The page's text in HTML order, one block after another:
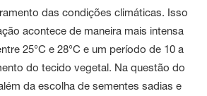
das condições climáticas. Isso
acontece de maneira mais intensa
25°C e 28°C e um período de 10 a
do tecido vegetal. Na questão do
da escolha de sementes sadias e